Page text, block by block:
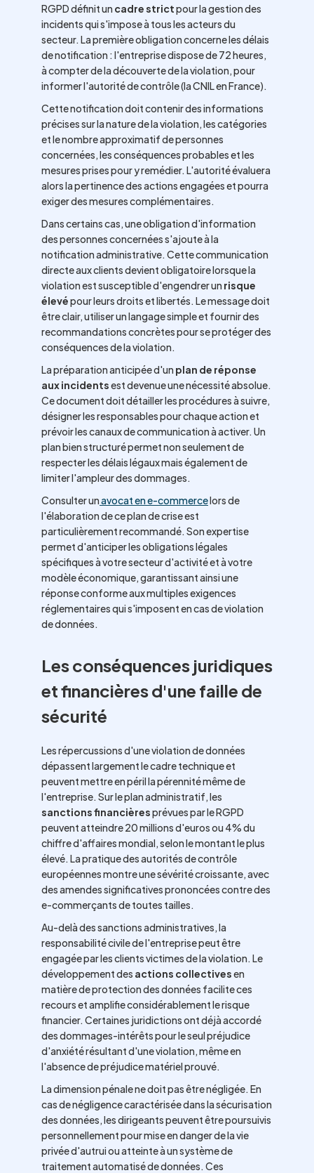
RGPD définit un cadre strictpour la gestion des
incidents qui s'impose à tous les acteurs du
secteur. La première obligation concerne les délais
de notification : l'entreprise dispose de 72 heures,
à compter de la découverte de la violation, pour
informer l'autorité de contrôle (la CNIL en France).
Cette notification doit contenir des informations
précises sur la nature de la violation, les catégories
et le nombre approximatif de personnes
concernées, les conséquences probables et les
mesures prises pour y remédier. L'autorité évaluera
alors la pertinence des actions engagées et pourra
exiger des mesures complémentaires.
Dans certains cas, une obligation d'information
des personnes concernées s'ajoute à la
notification administrative. Cette communication
directe aux clients devient obligatoire lorsque la
violation est susceptible d'engendrer un risque
élevépour leurs droits et libertés. Le message doit
être clair, utiliser un langage simple et fournir des
recommandations concrètes pour se protéger des
conséquences de la violation.
La préparation anticipée d'un plan de réponse
aux incidentsest devenue une nécessité absolue.
Ce document doit détailler les procédures à suivre,
désigner les responsables pour chaque action et
prévoir les canaux de communication à activer. Un
plan bien structuré permet non seulement de
respecter les délais légaux mais également de
limiter l'ampleur des dommages.
Consulter unavocat en e-commercelors de
l'élaboration de ce plan de crise est
particulièrement recommandé. Son expertise
permet d'anticiper les obligations légales
spécifiques à votre secteur d'activité et à votre
modèle économique, garantissant ainsi une
réponse conforme aux multiples exigences
réglementaires qui s'imposent en cas de violation
de données.
Les conséquences juridiques
et financières d'une faille de
sécurité
Les répercussions d'une violation de données
dépassent largement le cadre technique et
peuvent mettre en péril la pérennité même de
l'entreprise. Sur le plan administratif, les
sanctions financièresprévues par le RGPD
peuvent atteindre 20 millions d'euros ou 4% du
chiffre d'affaires mondial, selon le montant le plus
élevé. La pratique des autorités de contrôle
européennes montre une sévérité croissante, avec
des amendes significatives prononcées contre des
e-commerçants de toutes tailles.
Au-delà des sanctions administratives, la
responsabilité civile de l'entreprise peut être
engagée par les clients victimes de la violation. Le
développement des actions collectivesen
matière de protection des données facilite ces
recours et amplifie considérablement le risque
financier. Certaines juridictions ont déjà accordé
des dommages-intérêts pour le seul préjudice
d'anxiété résultant d'une violation, même en
l'absence de préjudice matériel prouvé.
La dimension pénale ne doit pas être négligée. En
cas de négligence caractérisée dans la sécurisation
des données, les dirigeants peuvent être poursuivis
personnellement pour mise en danger de la vie
privée d'autrui ou atteinte à un système de
traitement automatisé de données. Ces